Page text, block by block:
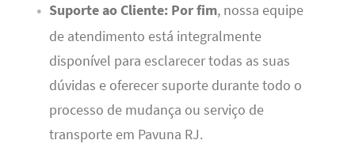
Suporte ao Cliente: Por fim, nossa equipe
de atendimento está integralmente
disponível para esclarecer todas as suas
dúvidas e oferecer suporte durante todo o
processo de mudança ou serviço de
transporte em Pavuna RJ.